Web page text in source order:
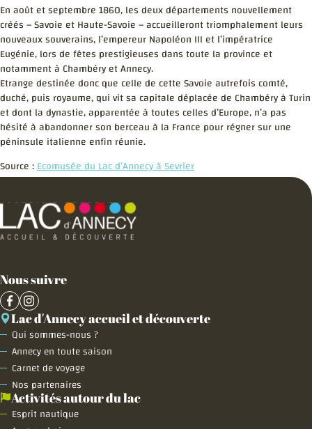
En août et septembre 1860, les deux départements nouvellement
créés – Savoie et Haute-Savoie – accueilleront triomphalement leurs
nouveaux souverains, l’empereur Napoléon III et l’impératrice
Eugénie, lors de fêtes prestigieuses dans toute la province et
notamment à Chambéry et Annecy.
Etrange destinée donc que celle de cette Savoie autrefois comté,
duché, puis royaume, qui vit sa capitale déplacée de Chambéry à Turin
et dont la dynastie, apparentée à toutes celles d’Europe, n’a pas
hésité à abandonner son berceau à la France pour régner sur une
péninsule italienne enfin réunie.
Source :Ecomusée du Lac d’Annecy à Sevrier
Nous suivre
Lac d'Annecy accueil et découverte
Qui sommes-nous ?
Annecy en toute saison
Carnet de voyage
Nos partenaires
Activités autour du lac
Esprit nautique